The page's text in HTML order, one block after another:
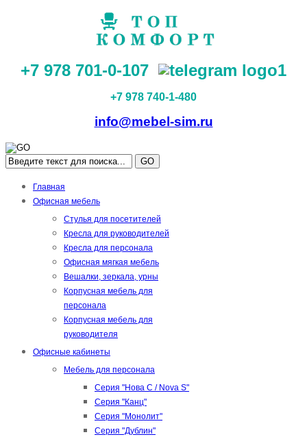
+7 978 701-0-107
+7 978 740-1-480
info@mebel-sim.ru
GO
Главная
Офисная мебель
Стулья для посетителей
Кресла для руководителей
Кресла для персонала
Офисная мягкая мебель
Вешалки, зеркала, урны
Корпусная мебель для
персонала
Корпусная мебель для
руководителя
Офисные кабинеты
Мебель для персонала
Серия "Нова С / Nova S"
Серия "Канц"
Серия "Монолит"
Серия "Дублин"